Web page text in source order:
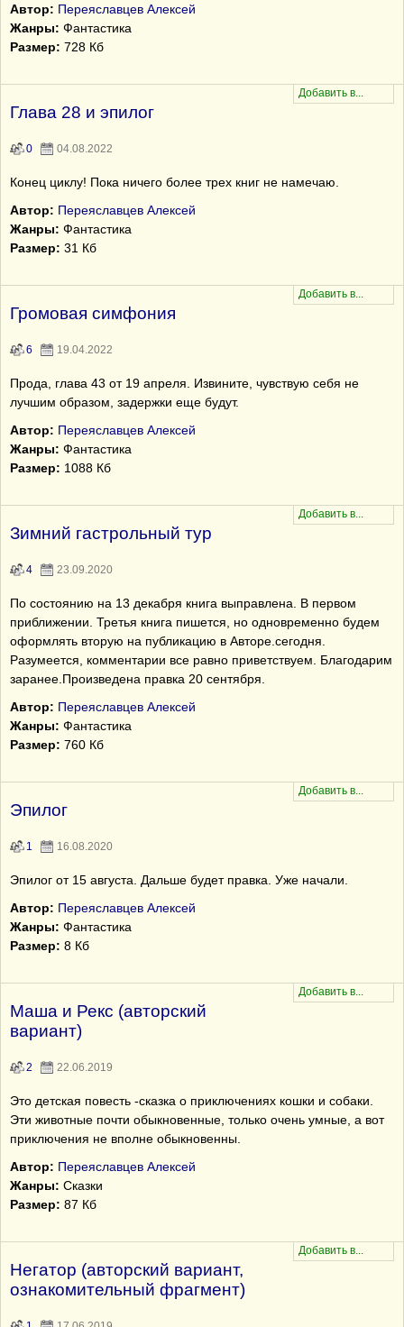
Автор: Переяславцев Алексей
Жанры: Фантастика
Размер: 728 Кб
Глава 28 и эпилог
0 04.08.2022
Конец циклу! Пока ничего более трех книг не намечаю.
Автор: Переяславцев Алексей
Жанры: Фантастика
Размер: 31 Кб
Громовая симфония
6 19.04.2022
Прода, глава 43 от 19 апреля. Извините, чувствую себя не
лучшим образом, задержки еще будут.
Автор: Переяславцев Алексей
Жанры: Фантастика
Размер: 1088 Кб
Зимний гастрольный тур
4 23.09.2020
По состоянию на 13 декабря книга выправлена. В первом
приближении. Третья книга пишется, но одновременно будем
оформлять вторую на публикацию в Авторе.сегодня.
Разумеется, комментарии все равно приветствуем. Благодарим
заранее.Произведена правка 20 сентября.
Автор: Переяславцев Алексей
Жанры: Фантастика
Размер: 760 Кб
Эпилог
1 16.08.2020
Эпилог от 15 августа. Дальше будет правка. Уже начали.
Автор: Переяславцев Алексей
Жанры: Фантастика
Размер: 8 Кб
Маша и Рекс (авторский
вариант)
2 22.06.2019
Это детская повесть -сказка о приключениях кошки и собаки.
Эти животные почти обыкновенные, только очень умные, а вот
приключения не вполне обыкновенны.
Автор: Переяславцев Алексей
Жанры: Сказки
Размер: 87 Кб
Негатор (авторский вариант,
ознакомительный фрагмент)